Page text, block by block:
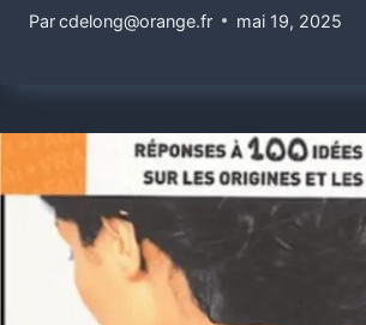
Parcdelong@orange.fr mai 19, 2025